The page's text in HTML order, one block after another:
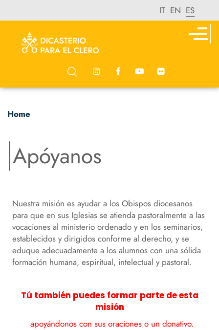
IT EN ES
Home
Apóyanos
Nuestra misión es ayudar a los Obispos diocesanos
para que en sus Iglesias se atienda pastoralmente a las
vocaciones al ministerio ordenado y en los seminarios,
establecidos y dirigidos conforme al derecho, y se
eduque adecuadamente a los alumnos con una sólida
formación humana, espiritual, intelectual y pastoral.
Tú también puedes formar parte de esta
misión
apoyándonos con sus oraciones o un donativo.